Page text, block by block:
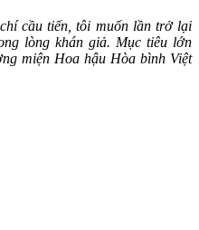
cầu tiến, tôi muốn lần trở lại
lòng khán giả. Mục tiêu lớn
miện Hoa hậu Hòa bình Việt